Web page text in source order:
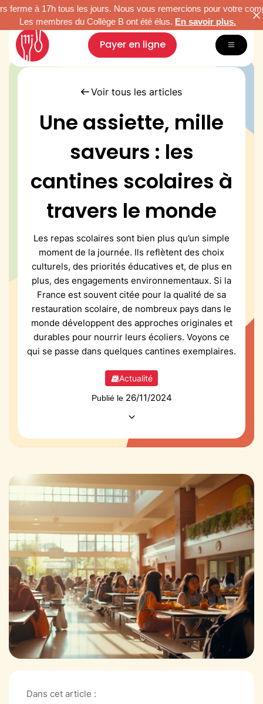
à 17h tous les jours. Nous vous remercions pour votre
membres du Collège B ont été élus.En savoir plus.
Payer en ligne
Inscription & tarifs
Restauration durable
Nous connaître
Vacances Arc-en-Ciel
Paris Famille
Voir tous les articles
Une assiette, mille
saveurs : les
cantines scolaires à
travers le monde
Les repas scolaires sont bien plus qu’un simple
moment de la journée. Ils reflètent des choix
culturels, des priorités éducatives et, de plus en
plus, des engagements environnementaux. Si la
France est souvent citée pour la qualité de sa
restauration scolaire, de nombreux pays dans le
monde développent des approches originales et
durables pour nourrir leurs écoliers. Voyons ce
qui se passe dans quelques cantines exemplaires.
Actualité
Publié le 26/11/2024
Dans cet article :